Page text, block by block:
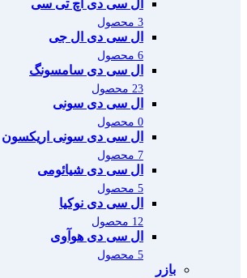
ال سی دی اچ تی سی
3 محصول
ال سی دی ال جی
6 محصول
ال سی دی سامسونگ
23 محصول
ال سی دی سونی
0 محصول
ال سی دی سونی اریکسون
7 محصول
ال سی دی شیائومی
5 محصول
ال سی دی نوکیا
12 محصول
ال سی دی هوآوی
5 محصول
بازر